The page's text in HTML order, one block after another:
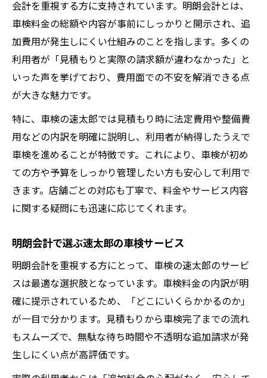
会計を重視する方に支持されています。明朗会計とは、
車検料金の総額や内容が事前にしっかりと開示され、追
加費用が発生しにくい仕組みのことを指します。多くの
利用者が「見積もりと実際の請求額が違わなかった」と
いった声を挙げており、費用面での不安を解消できる点
が大きな魅力です。
特に、車検の速太郎では見積もり時に法定費用や整備費
用などの内訳を明確に説明し、利用者が納得したうえで
車検を進めることが特徴です。これにより、車検が初め
ての方や予算をしっかり管理したい方も安心して利用で
きます。店舗ごとの対応も丁寧で、料金やサービス内容
に関する疑問にも迅速に応じてくれます。
明朗会計で選ぶ速太郎の車検サービス
明朗会計を重視する方にとって、車検の速太郎のサービ
スは最適な選択肢となっています。車検料金の内訳が明
確に提示されているため、「どこにいくらかかるのか」
が一目で分かります。見積もりから車検完了までの流れ
もスムーズで、無駄な待ち時間や不透明な追加請求が発
生しにくい点が高評価です。